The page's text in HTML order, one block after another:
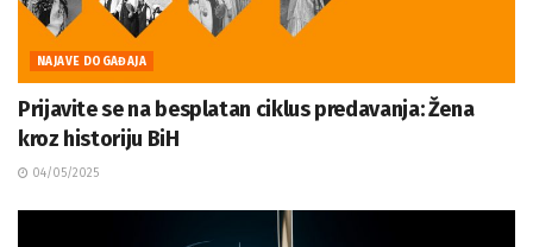
NAJAVE DOGAĐAJA
Prijavite se na besplatan ciklus predavanja: Žena
kroz historiju BiH
04/05/2025